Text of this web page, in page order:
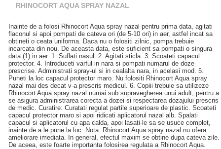
RHINOCORT AQUA SPRAY NAZAL
Inainte de a folosi Rhinocort Aqua spray nazal pentru prima data, agitati
flaconul si apoi pompati de cateva ori (de 5-10 ori) in aer, astfel incat sa
obtineti o ceata uniforma. Daca nu o folositi zilnic, pompa trebuie
incarcata din nou. De aceasta data, este suficient sa pompati o singura
data (1) in aer. 1. Suflati nasul. 2. Agitati sticla. 3. Scoateti capacul
protector. 4. Introduceti varful in nara si pompati numarul de doze
prescrise. Administrati spray-ul si in cealalta nara, in acelasi mod. 5.
Puneti la loc capacul protector maro. Nu folositi Rhinocort Aqua spray
nazal mai des decat v-a prescris medicul. 6. Copiii trebuie sa utilizeze
Rhinocort Aqua spray nazal numai sub supravegherea unui adult, pentru a
se asigura administrarea corecta a dozei si respectarea dozajului prescris
de medic. Curatire: Curatati regulat partile superioare de plastic. Scoateti
capacul protector maro si apoi ridicati aplicatorul nazal alb. Spalati
capacul si aplicatorul cu apa calda, apoi lasati-le sa se usuce complet,
inainte de a le pune la loc. Nota: Rhinocort Aqua spray nazal nu ofera
ameliorare imediata. In general, efectul maxim se obtine dupa cateva zile.
De aceea, este foarte importanta folosirea regulata a Rhinocort Aqua.